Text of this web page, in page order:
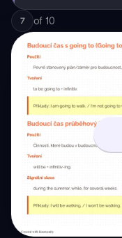
7 of 10